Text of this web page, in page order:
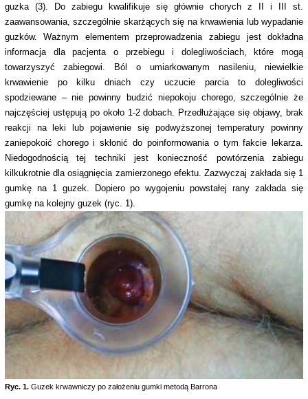
guzka (3). Do zabiegu kwalifikuje się głównie chorych z II i III st.
zaawansowania, szczególnie skarżących się na krwawienia lub wypadanie
guzków. Ważnym elementem przeprowadzenia zabiegu jest dokładna
informacja dla pacjenta o przebiegu i dolegliwościach, które mogą
towarzyszyć zabiegowi. Ból o umiarkowanym nasileniu, niewielkie
krwawienie po kilku dniach czy uczucie parcia to dolegliwości
spodziewane – nie powinny budzić niepokoju chorego, szczególnie że
najczęściej ustępują po około 1-2 dobach. Przedłużające się objawy, brak
reakcji na leki lub pojawienie się podwyższonej temperatury powinny
zaniepokoić chorego i skłonić do poinformowania o tym fakcie lekarza.
Niedogodnością tej techniki jest konieczność powtórzenia zabiegu
kilkukrotnie dla osiągnięcia zamierzonego efektu. Zazwyczaj zakłada się 1
gumkę na 1 guzek. Dopiero po wygojeniu powstałej rany zakłada się
gumkę na kolejny guzek (ryc. 1).
Ryc. 1.Guzek krwawniczy po założeniu gumki metodą Barrona